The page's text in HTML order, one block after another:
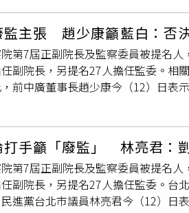
是民進黨的長期主張，監察院早就應
還主張不應廢除監察院，蔣萬安應該
監主張 趙少康籲藍白：否
第7屆正副院長及監察委員被提名
副院長，另提名27人擔任監委。相
前中廣董事長趙少康今（12）日表
黨在立法院審查時全面封殺29名被
去所提出的政治主張圓夢。趙少康
人選。他支持蔣萬安的倡議，呼籲國
到實質廢除監察院
的效果。趙少康
席都沒有。即使賴清德不願意讓在
例安排根本是「雞肋」，完全不尊
院的人事酬庸卻有增無減；而被提
打手籲「廢監」 林亮君：
第7屆正副院長及監察委員被提名
副院長，另提名27人擔任監委。台
進黨台北市議員林亮君今（12）日